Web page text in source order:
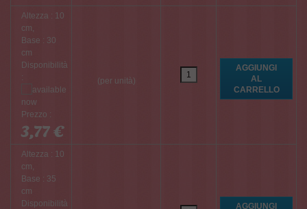
Altezza : 10
cm,
Base : 30
cm
Disponibilità
:
Prezzo :
3,77 €
(per unità)
Altezza : 10
cm,
Base : 35
cm
Disponibilità